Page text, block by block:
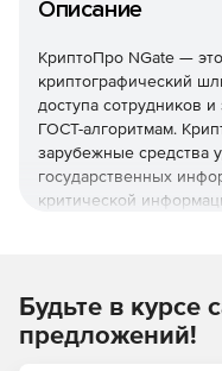
Описание
КриптоПро NGate —
криптографический
доступа сотрудников
ГОСТ-алгоритмам.
зарубежные средства
государственных
критической
сотрудников и
российским
Будьте в
предложений!